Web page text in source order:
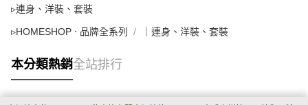
▹連身、洋裝、套裝
▹HOMESHOP ‧ 品牌全系列 ｜連身、洋裝、套裝
本分類熱銷全站排行